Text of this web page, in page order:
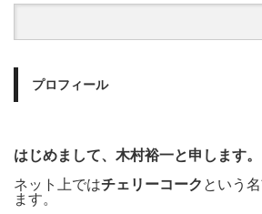
プロフィール
はじめまして、木村裕一と申します。
ネット上ではチェリーコーク という
ます。